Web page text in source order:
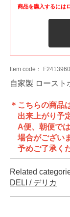
商品を購入するには
Item code：
自家製 ロースト
＊こちらの商品
出来上がり予
A便、朝便で
場合がございま
予めご了承く
Related
DELI / デリカ